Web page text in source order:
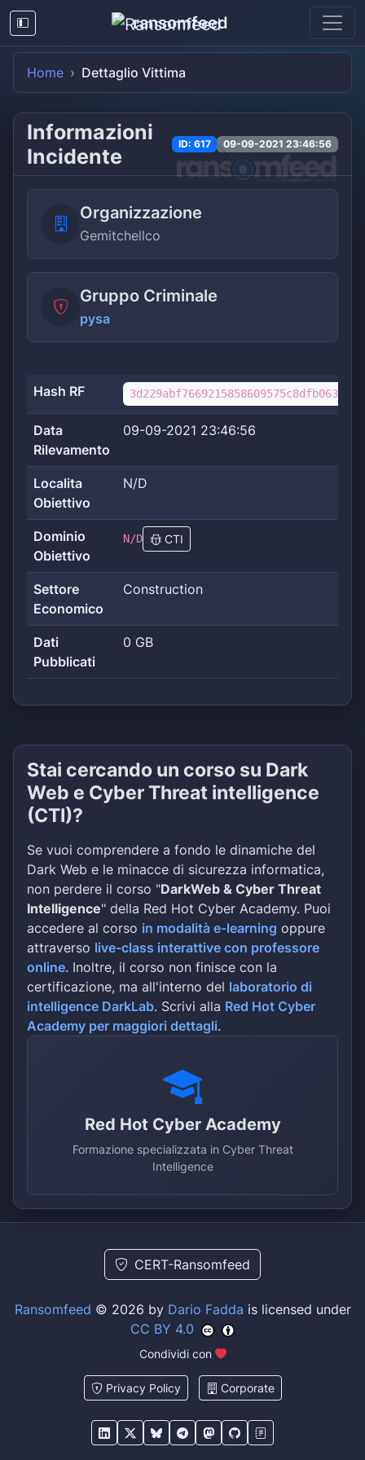
ransomfeed
Home Dettaglio Vittima
Informazioni
Incidente
ID: 617 09-09-2021 23:46:56
Organizzazione
Gemitchellco
Gruppo Criminale
pysa
Hash RF
Data
Rilevamento
09-09-2021 23:46:56
Localita
Obiettivo
N/D
Dominio
Obiettivo
N/D CTI
Settore
Economico
Construction
Dati
Pubblicati
0 GB
Stai cercando un corso su Dark
Web e Cyber Threat intelligence
(CTI)?
Se vuoi comprendere a fondo le dinamiche del
Dark Web e le minacce di sicurezza informatica,
non perdere il corso "DarkWeb & Cyber Threat
Intelligence" della Red Hot Cyber Academy. Puoi
accedere al corso in modalità e-learning oppure
attraverso live-class interattive con professore
online. Inoltre, il corso non finisce con la
certificazione, ma all'interno del laboratorio di
intelligence DarkLab. Scrivi alla Red Hot Cyber
Academy per maggiori dettagli.
Red Hot Cyber Academy
Formazione specializzata in Cyber Threat
Intelligence
CERT-Ransomfeed
Ransomfeed © 2026 by Dario Fadda is licensed under
CC BY 4.0
Condividi con
Privacy Policy Corporate